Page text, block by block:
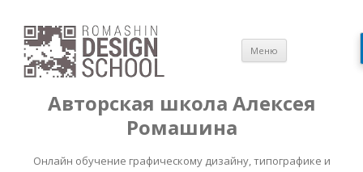
Авторская школа Алексея
Ромашина
Онлайн обучение графическому дизайну, типографике и
Меню
содержимому